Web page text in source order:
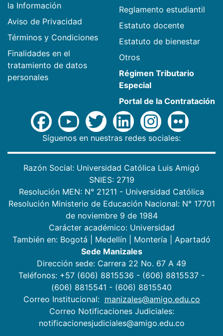
la Información
Aviso de Privacidad
Términos y Condiciones
Finalidades en el
tratamiento de datos
personales
Reglamento estudiantil
Estatuto docente
Estatuto de bienestar
Otros
Régimen Tributario
Especial
Portal de la Contratación
Síguenos en nuestras redes sociales:
Razón Social: Universidad Católica Luis Amigó
SNIES: 2719
Resolución MEN: N° 21211 - Universidad Católica
Resolución Ministerio de Educación Nacional: N° 17701
de noviembre 9 de 1984
Carácter académico: Universidad
También en: Bogotá Medellín Montería
Apartadó
Sede Manizales
Dirección sede: Carrera 22 No. 67 A 49
Teléfonos: +57 (606) 8815536 - (606) 8815537 -
(606) 8815541 - (606) 8815540
Correo Institucional: manizales@amigo.edu.co
Correo Notificaciones Judiciales:
notificacionesjudiciales@amigo.edu.co